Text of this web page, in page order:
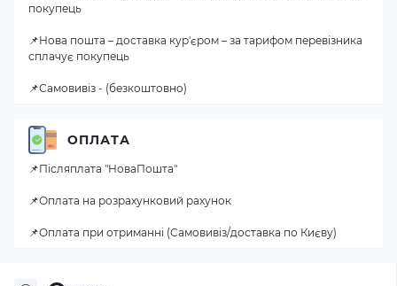
покупець
📌Нова пошта – доставка кур'єром – за тарифом перевізника
сплачує покупець
📌Самовивіз - (безкоштовно)
ОПЛАТА
📌Післяплата "НоваПошта"
📌Оплата на розрахунковий рахунок
📌Оплата при отриманні (Самовивіз/доставка по Києву)